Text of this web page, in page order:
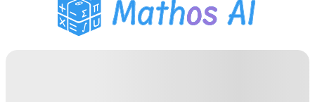
Помічник з домашнім
завданням PDF